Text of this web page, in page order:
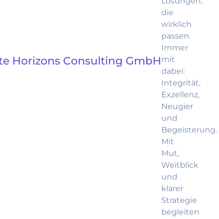
Horizons Consulting GmbH
die
wirklich
passen.
Immer
mit
dabei:
Integrität,
Exzellenz,
Neugier
und
Begeisterung.
Mit
Mut,
Weitblick
und
klarer
Strategie
begleiten